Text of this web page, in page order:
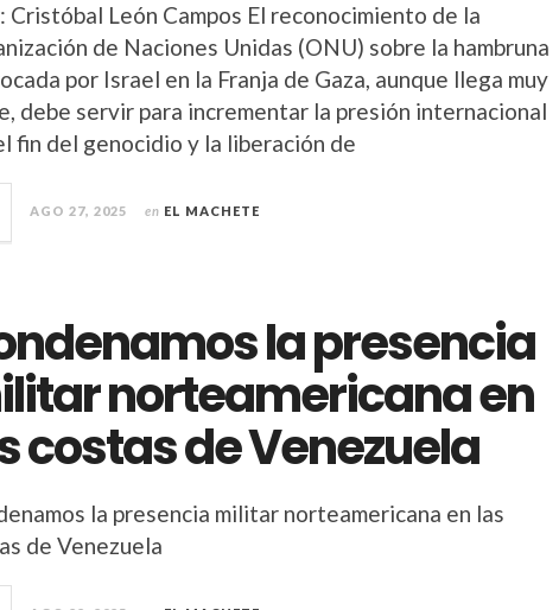
Cristóbal León Campos El reconocimiento de la
de Naciones Unidas (ONU) sobre la hambruna
por Israel en la Franja de Gaza, aunque llega muy
debe servir para incrementar la presión internacional
fin del genocidio y la liberación de
AGO 27, 2025 en EL MACHETE
la presencia
norteamericana en
costas de Venezuela
la presencia militar norteamericana en las
de Venezuela